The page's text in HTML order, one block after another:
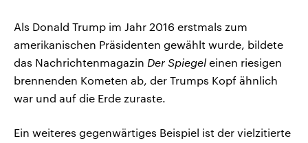
Als Donald Trump im Jahr 2016 erstmals zum
amerikanischen Präsidenten gewählt wurde, bildete
das Nachrichtenmagazin Der Spiegel einen riesigen
brennenden Kometen ab, der Trumps Kopf ähnlich
war und auf die Erde zuraste.
Ein weiteres gegenwärtiges Beispiel ist der vielzitierte